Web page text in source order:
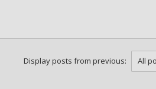
Display posts from previous: